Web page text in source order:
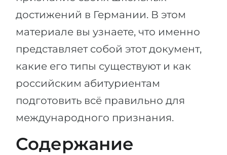
Тест Голланда
Тест Карта Интересов
Тест RIASEC
Успех
100%
Наши студенты успешно поступают
Россия
Украина
Казахстан
ЗАПИСАТЬСЯ НА КОНСУЛЬТАЦИЮ
достижений в Германии. В этом
материале вы узнаете, что именно
представляет собой этот документ,
какие его типы существуют и как
российским абитуриентам
подготовить всё правильно для
международного признания.
Содержание